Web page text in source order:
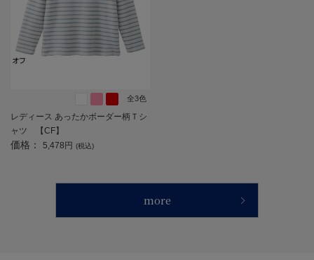
全3色
レディース あったかボーダー柄Ｔシ
ャツ 【CF】
価格： 5,478円 (税込)
more